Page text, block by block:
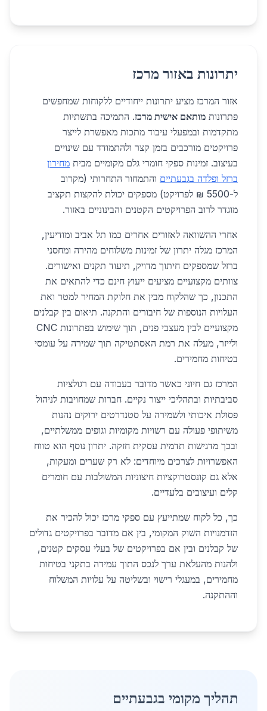
יתרונות באזור מרכז
אזור המרכז מציע יתרונות ייחודיים ללקוחות שמחפשים
פתרונות מותאם אישית מרכז. התמיכה בתשתיות
מתקדמות ובמפעלי עיבוד מתכות מאפשרת לייצר
פרויקטים מורכבים בזמן קצר ולהתמודד עם שינויים
בעיצוב. זמינות ספקי חומרי גלם מקומיים מבית מחירון
ברזל ופלדה בגבעתיים והתמחור התחרותי (מקרוב
ל-5500 ₪ לפרויקט) מספקים יכולת להקצות תקציב
מוגדר לרוב הפרויקטים הקטנים והבינוניים באזור.
אחרי ההשוואה לאזורים אחרים כמו תל אביב ומודיעין,
המרכז מגלה יתרון של זמינות משלוחים מהירה ומחסני
ברזל שמספקים חיתוך מדויק, תיעוד תקנים ואישורים.
צוותים מקצועיים מציעים ייעוץ חינם כדי להתאים את
התכנון, כך שהלקוח מבין את חלוקת המחיר למטר ואת
העלויות הנוספות של חיבורים והתקנה. תיאום בין קבלנים
מקצועיים לבין מעצבי פנים, תוך שימוש בפתרונות CNC
ולייזר, מעלה את רמת האסתטיקה תוך שמירה על עומסי
בטיחות מחמירים.
המרכז גם חיוני כאשר מדובר בעבודה עם רגולציות
סביבתיות ובתהליכי ייצור נקיים. חברות שמחויבות לניהול
פסולת איכותי ולשמירה על סטנדרטים ירוקים נהנות
משיתופי פעולה עם רשויות מקומיות וגופים ממשלתיים,
ובכך מדגישות תדמית עסקית חזקה. יתרון נוסף הוא טווח
האפשרויות לצרכים מיוחדים: לא רק שערים ומעקות,
אלא גם קונסטרוקציות חיצוניות המשולבות עם חומרים
קלים ועיצובים בלעדיים.
כך, כל לקוח שמתייעץ עם ספקי מרכז יכול להכיר את
הזדמנויות השוק המקומי, בין אם מדובר בפרויקטים גדולים
של קבלנים ובין אם בפרויקטים של בעלי עסקים קטנים,
ולהנות מהעלאת ערך לנכס התוך עמידה בתקני בטיחות
מחמירים, במעגלי רישוי ובשליטה על עלויות המשלוח
וההתקנה.
תהליך מקומי בגבעתיים